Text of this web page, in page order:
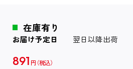
在庫有り
お届け予定日 翌日以降出荷
891 円